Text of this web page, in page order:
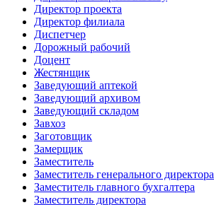
Директор проекта
Директор филиала
Диспетчер
Дорожный рабочий
Доцент
Жестянщик
Заведующий аптекой
Заведующий архивом
Заведующий складом
Завхоз
Заготовщик
Замерщик
Заместитель
Заместитель генерального директора
Заместитель главного бухгалтера
Заместитель директора